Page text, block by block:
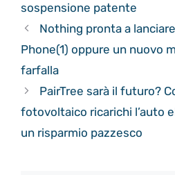
sospensione patente
Nothing pronta a
Phone(1) oppure un nuovo
farfalla
PairTree sarà il futuro?
fotovoltaico ricarichi l’auto
un risparmio pazzesco